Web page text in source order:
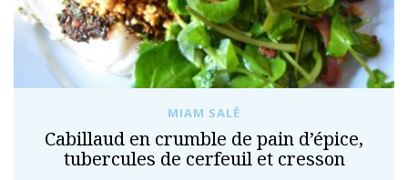
MIAM SALÉ
Cabillaud en crumble de pain d’épice,
tubercules de cerfeuil et cresson